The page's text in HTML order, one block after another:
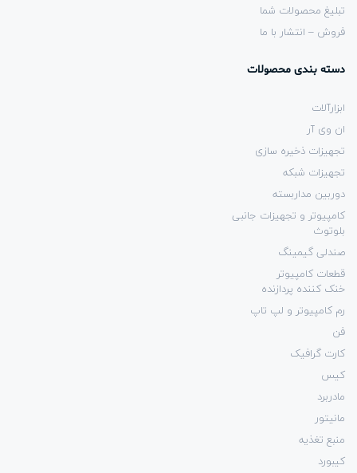
تبلیغ محصولات شما
فروش – انتشار با ما
دسته بندی محصولات
ابزارآلات
ان وی آر
تجهیزات ذخیره سازی
تجهیزات شبکه
دوربین مداربسته
کامپیوتر و تجهیزات جانبی
بلوتوث
صندلی گیمینگ
قطعات کامپیوتر
خنک کننده پردازنده
رم کامپیوتر و لپ تاپ
فن
کارت گرافیک
کیس
مادربرد
مانیتور
منبع تغذیه
کیبورد